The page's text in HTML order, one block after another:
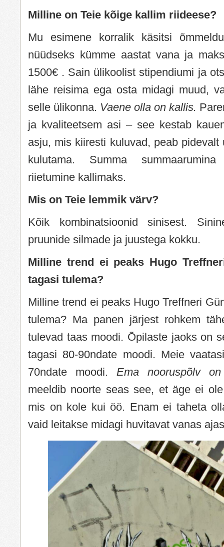
Milline on Teie kõige kallim riideese?
Mu esimene korralik käsitsi
nüüdseks kümme aastat vana ja
1500€ . Sain ülikoolist stipendiumi ja
lähe reisima ega osta midagi muud,
selle ülikonna. Vaene olla on kallis.
ja kvaliteetsem asi – see kestab
asju, mis kiiresti kuluvad, peab pidevalt
kulutama. Summa
riietumine kallimaks.
Mis on Teie lemmik värv?
Kõik kombinatsioonid sinisest.
pruunide silmade ja juustega kokku.
Milline trend ei peaks Hugo
tagasi tulema?
Milline trend ei peaks Hugo Treffneri
tulema? Ma panen järjest rohkem
tulevad taas moodi. Õpilaste jaoks on
tagasi 80-90ndate moodi. Meie
70ndate moodi. Ema nooruspõlv
meeldib noorte seas see, et äge ei
mis on kole kui öö. Enam ei taheta
vaid leitakse midagi huvitavat vanas